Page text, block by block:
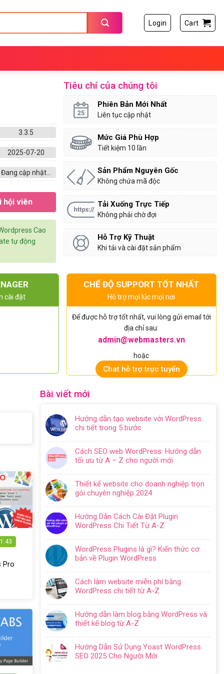
Login Cart
3.3.5
2025-07-20
Đang cập nhật...
hội viên
Cao
tự động
Tiêu chí của chúng tôi
Phiên Bản Mới Nhất
Liên tục cập nhật
Mức Giá Phù Hợp
Tiết kiệm 10 lần
Sản Phẩm Nguyên Gốc
Không chứa mã độc
Tải Xuống Trực Tiếp
Không phải chờ đợi
Hỗ Trợ Kỹ Thuật
Khi tải và cài đặt sản phẩm
cài đặt
CHẾ ĐỘ SUPPORT TỐT NHẤT
Hỗ trợ mọi lúc mọi nơi
Để được hỗ trợ tốt nhất, vui lòng gửi email tới
địa chỉ sau:
admin@webmasters.vn
hoặc
Chat hỗ trợ trực tuyến
1.43
Pro
Bài viết mới
Hướng dẫn tạo website với WordPress
chi tiết trong 5 bước
bình
luận
Hướng
dẫn
tạo
với
WordPress
tiết
trong
5
Cách SEO web WordPress: Hướng dẫn
tối ưu từ A – Z cho người mới
bình
luận
Cách
SEO
Hướng
dẫn
ưu
từ
A
Z
cho
Thiết kế website cho doanh nghiệp trọn
gói chuyên nghiệp 2024
bình
luận
Thiết
kế
doanh
nghiệp
gói
chuyên
nghiệp
Hướng Dẫn Cách Cài Đặt Plugin
WordPress Chi Tiết Từ A-Z
bình
luận
Hướng
Dẫn
Đặt
Plugin
Chi
Tiết
Từ
WordPress Plugins là gì? Kiến thức cơ
bản về Plugin WordPress
bình
luận
WordPress
Plugins
Kiến
thức
Cách làm website miễn phí bằng
WordPress chi tiết từ A-Z
bình
luận
Cách
làm
Hướng dẫn làm blog bằng WordPress và
thiết kế blog từ A-Z
bình
luận
Hướng Dẫn Sử Dụng Yoast WordPress
SEO 2025 Cho Người Mới